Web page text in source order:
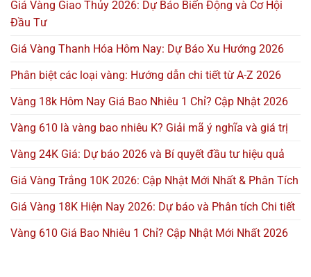
Giá Vàng Giao Thủy 2026: Dự Báo Biến Động và Cơ Hội
Đầu Tư
Giá Vàng Thanh Hóa Hôm Nay: Dự Báo Xu Hướng 2026
Phân biệt các loại vàng: Hướng dẫn chi tiết từ A-Z 2026
Vàng 18k Hôm Nay Giá Bao Nhiêu 1 Chỉ? Cập Nhật 2026
Vàng 610 là vàng bao nhiêu K? Giải mã ý nghĩa và giá trị
Vàng 24K Giá: Dự báo 2026 và Bí quyết đầu tư hiệu quả
Giá Vàng Trắng 10K 2026: Cập Nhật Mới Nhất & Phân Tích
Giá Vàng 18K Hiện Nay 2026: Dự báo và Phân tích Chi tiết
Vàng 610 Giá Bao Nhiêu 1 Chỉ? Cập Nhật Mới Nhất 2026